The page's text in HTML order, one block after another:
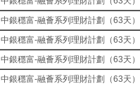
中銀穩富-融薈系列理財計劃（63天）
中銀穩富-融薈系列理財計劃（63天）
中銀穩富-融薈系列理財計劃（63天）
中銀穩富-融薈系列理財計劃（63天）